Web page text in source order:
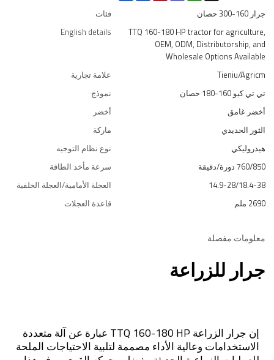
فئات
جرار 160-300 حصان
English details
TTQ 160-180 HP tractor for agriculture,
OEM, ODM, Distributorship, and
Wholesale Options Available
علامة تجارية
Tieniu/Agricm
نموذج
تي تي كيو 160-180 حصان
أخضر
أخضر غامق
ماركة
الثور الحديدي
نوع نظام التوجيه
هيدروليكي
سرعة مأخذ الطاقة
760/850 دورة/دقيقة
العجلة الأمامية/العجلة الخلفية
14.9-28/18.4-38
قاعدة العجلات
2690 ملم
معلومات مفصلة
جرار للزراعة